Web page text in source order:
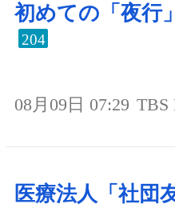
初めての「夜行
204
08月09日 07:29 TBS
医療法人「社団